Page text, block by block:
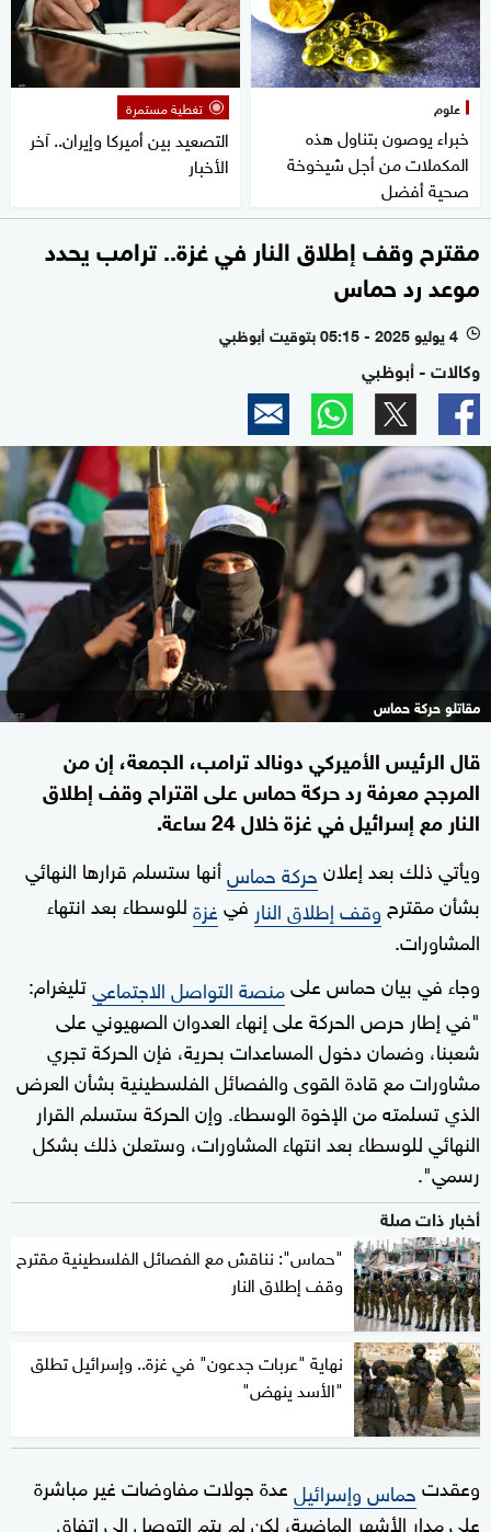
علوم
خبراء يوصون بتناول هذه
المكملات من أجل شيخوخة
صحية أفضل
تغطية مستمرة
التصعيد بين أميركا وإيران.. آخر
الأخبار
مقترح وقف إطلاق النار في غزة.. ترامب يحدد
موعد رد حماس
l 4 يوليو 2025 - 05:15 بتوقيت أبوظبي
وكالات - أبوظبي
مقاتلو حركة حماس
قال الرئيس الأميركي دونالد ترامب، الجمعة، إن من
المرجح معرفة رد حركة حماس على اقتراح وقف إطلاق
النار مع إسرائيل في غزة خلال 24 ساعة.
ويأتي ذلك بعد إعلانحركة حماسأنها ستسلم قرارها النهائي
بشأن مقترح وقف إطلاق النار فيغزةللوسطاء بعد انتهاء
المشاورات.
وجاء في بيان حماس علىمنصة التواصل الاجتماعيتليغرام:
"في إطار حرص الحركة على إنهاء العدوان الصهيوني على
شعبنا، وضمان دخول المساعدات بحرية، فإن الحركة تجري
مشاورات مع قادة القوى والفصائل الفلسطينية بشأن العرض
الذي تسلمته من الإخوة الوسطاء. وإن الحركة ستسلم القرار
النهائي للوسطاء بعد انتهاء المشاورات، وستعلن ذلك بشكل
رسمي".
أخبار ذات صلة
"حماس": نناقش مع الفصائل الفلسطينية مقترح
وقف إطلاق النار
نهاية "عربات جدعون" في غزة.. وإسرائيل تطلق
"الأسد ينهض"
وعقدتحماس وإسرائيلعدة جولات مفاوضات غير مباشرة
على مدار الأشهر الماضية، لكن لم يتم التوصل إلى اتفاق